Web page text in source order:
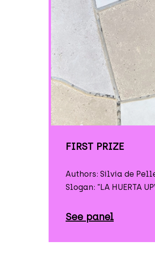
FIRST PRIZE
Authors: Silvia de
Slogan: “LA HUERTA
See panel